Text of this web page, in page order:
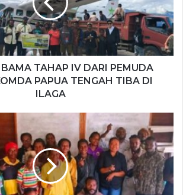
e
o
k
e
TAHAP IV DARI PEMUDA
PAPUA TENGAH TIBA DI
ILAGA